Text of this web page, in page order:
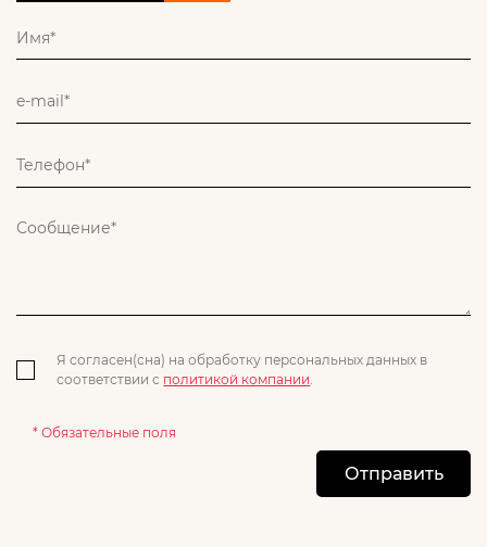
Я согласен(сна) на обработку персональных данных в
соответствии с политикой компании.
* Обязательные поля
Отправить